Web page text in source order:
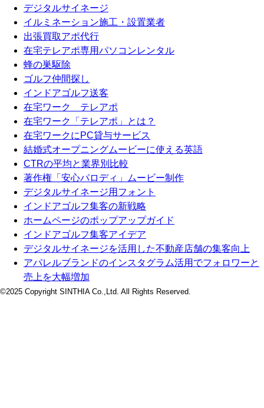
デジタルサイネージ
イルミネーション施工・設置業者
出張買取アポ代行
在宅テレアポ専用パソコンレンタル
蜂の巣駆除
ゴルフ仲間探し
インドアゴルフ送客
在宅ワーク テレアポ
在宅ワーク「テレアポ」とは？
在宅ワークにPC貸与サービス
結婚式オープニングムービーに使える英語
CTRの平均と業界別比較
著作権「安心パロディ」ムービー制作
デジタルサイネージ用フォント
インドアゴルフ集客の新戦略
ホームページのポップアップガイド
インドアゴルフ集客アイデア
デジタルサイネージを活用した不動産店舗の集客向上
アパレルブランドのインスタグラム活用でフォロワーと
売上を大幅増加
©2025 Copyright SINTHIA Co.,Ltd. All Rights Reserved.